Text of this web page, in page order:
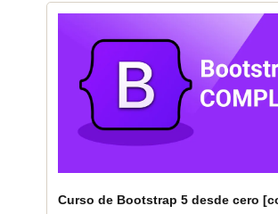
Curso de Bootstrap 5 desde cero